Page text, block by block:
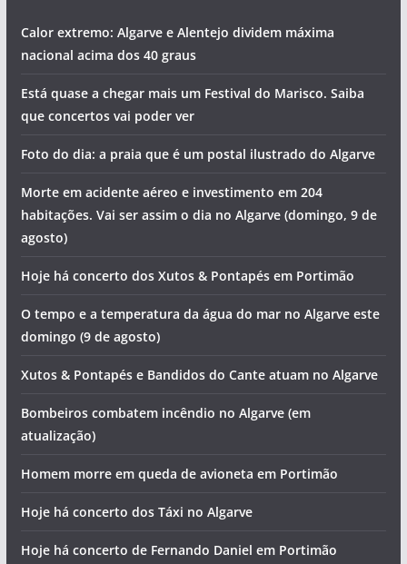
Calor extremo: Algarve e Alentejo dividem máxima
nacional acima dos 40 graus
Está quase a chegar mais um Festival do Marisco. Saiba
que concertos vai poder ver
Foto do dia: a praia que é um postal ilustrado do Algarve
Morte em acidente aéreo e investimento em 204
habitações. Vai ser assim o dia no Algarve (domingo, 9 de
agosto)
Hoje há concerto dos Xutos & Pontapés em Portimão
O tempo e a temperatura da água do mar no Algarve este
domingo (9 de agosto)
Xutos & Pontapés e Bandidos do Cante atuam no Algarve
Bombeiros combatem incêndio no Algarve (em
atualização)
Homem morre em queda de avioneta em Portimão
Hoje há concerto dos Táxi no Algarve
Hoje há concerto de Fernando Daniel em Portimão